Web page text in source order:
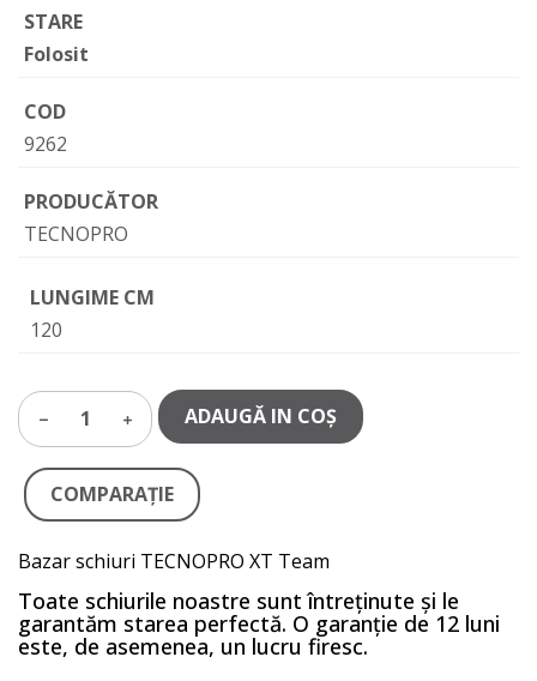
STARE
Folosit
COD
9262
PRODUCĂTOR
TECNOPRO
LUNGIME CM
120
1 ADAUGĂ IN COŞ
COMPARAŢIE
Bazar schiuri TECNOPRO XT Team
Toate schiurile noastre sunt întreținute și le
garantăm starea perfectă. O garanție de 12 luni
este, de asemenea, un lucru firesc.